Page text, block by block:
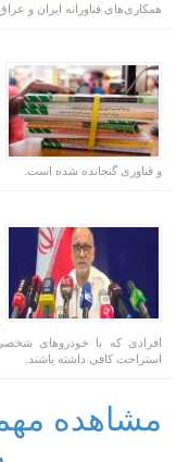
همکاری‌های فناورانه ایران و
و فناوری گنجانده شده است.
افرادی که با خودروهای
استراحت کافی داشته باشند.
مشاهده